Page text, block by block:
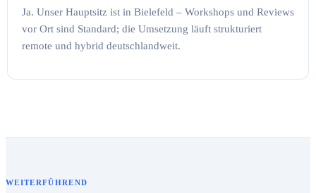
Ja. Unser Hauptsitz ist in Bielefeld – Workshops und Reviews
vor Ort sind Standard; die Umsetzung läuft strukturiert
remote und hybrid deutschlandweit.
WEITERFÜHREND